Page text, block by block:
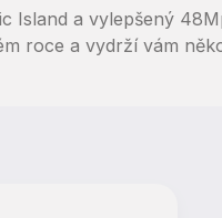
Island a vylepšený
roce a vydrží vám